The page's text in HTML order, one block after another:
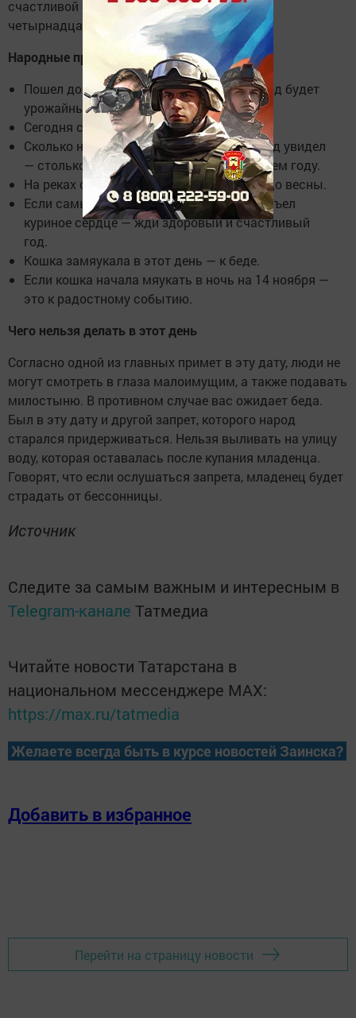
счастливой семейной жизни, а все сны на
четырнадцатое ноября считались вещими.
Народные приметы на 14 ноября
Пошел дождь в эту дату — следующий год будет
урожайным.
Сегодня снег — завтра тепло.
Сколько на ночном небосводе ярких звезд увидел
— столько будет теплых дней в следующем году.
На реках образовался лед — жди мороз до весны.
Если самый младший мужчина в семье съел
куриное сердце — жди здоровый и счастливый
год.
Кошка замяукала в этот день — к беде.
Если кошка начала мяукать в ночь на 14 ноября —
это к радостному событию.
Чего нельзя делать в этот день
Согласно одной из главных примет в эту дату, люди не
могут смотреть в глаза малоимущим, а также подавать
милостыню. В противном случае вас ожидает беда.
Был в эту дату и другой запрет, которого народ
старался придерживаться. Нельзя выливать на улицу
воду, которая оставалась после купания младенца.
Говорят, что если ослушаться запрета, младенец будет
страдать от бессонницы.
Источник
Следите за самым важным и интересным в
Telegram-канале Татмедиа
Читайте новости Татарстана в
национальном мессенджере MАХ:
https://max.ru/tatmedia
Желаете всегда быть в курсе новостей Заинска?
Добавить в избранное
Перейти на страницу новости